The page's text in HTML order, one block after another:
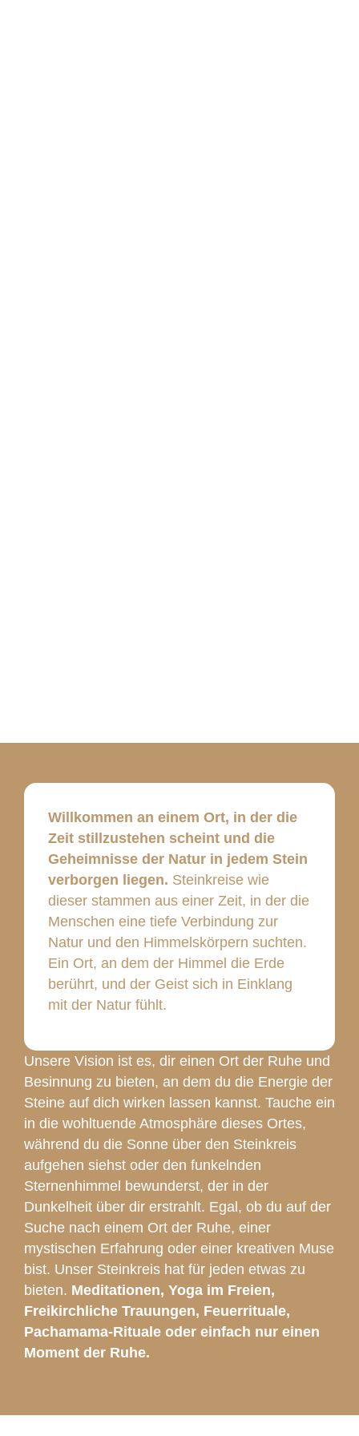
Willkommen an einem Ort, in der die
Zeit stillzustehen scheint und die
Geheimnisse der Natur in jedem Stein
verborgen liegen. Steinkreise wie
dieser stammen aus einer Zeit, in der die
Menschen eine tiefe Verbindung zur
Natur und den Himmelskörpern suchten.
Ein Ort, an dem der Himmel die Erde
berührt, und der Geist sich in Einklang
mit der Natur fühlt.
Unsere Vision ist es, dir einen Ort der Ruhe und
Besinnung zu bieten, an dem du die Energie der
Steine auf dich wirken lassen kannst. Tauche ein
in die wohltuende Atmosphäre dieses Ortes,
während du die Sonne über den Steinkreis
aufgehen siehst oder den funkelnden
Sternenhimmel bewunderst, der in der
Dunkelheit über dir erstrahlt. Egal, ob du auf der
Suche nach einem Ort der Ruhe, einer
mystischen Erfahrung oder einer kreativen Muse
bist. Unser Steinkreis hat für jeden etwas zu
bieten. Meditationen, Yoga im Freien,
Freikirchliche Trauungen, Feuerrituale,
Pachamama-Rituale oder einfach nur einen
Moment der Ruhe.